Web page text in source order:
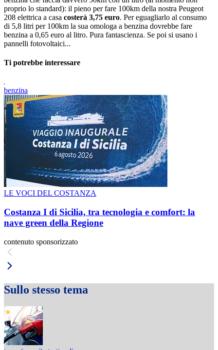
proprio lo standard): il pieno per fare 100km della nostra Peugeot
208 elettrica a casa costerà 3,75 euro. Per eguagliarlo al consumo
di 5,8 litri per 100km la sua omologa a benzina dovrebbe fare
benzina a 0,65 euro al litro. Pura fantascienza. Se poi si usano i
pannelli fotovoltaici...
Ti potrebbe interessare
benzina
LE VOCI DEL COSTANZA
Costanza I di Sicilia, tra tecnologia e comfort: la
nave green della Regione
contenuto sponsorizzato
Sullo stesso tema